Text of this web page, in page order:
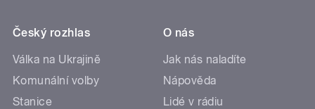
Český rozhlas
Válka na Ukrajině
Komunální volby
Stanice
O nás
Jak nás naladíte
Nápověda
Lidé v rádiu